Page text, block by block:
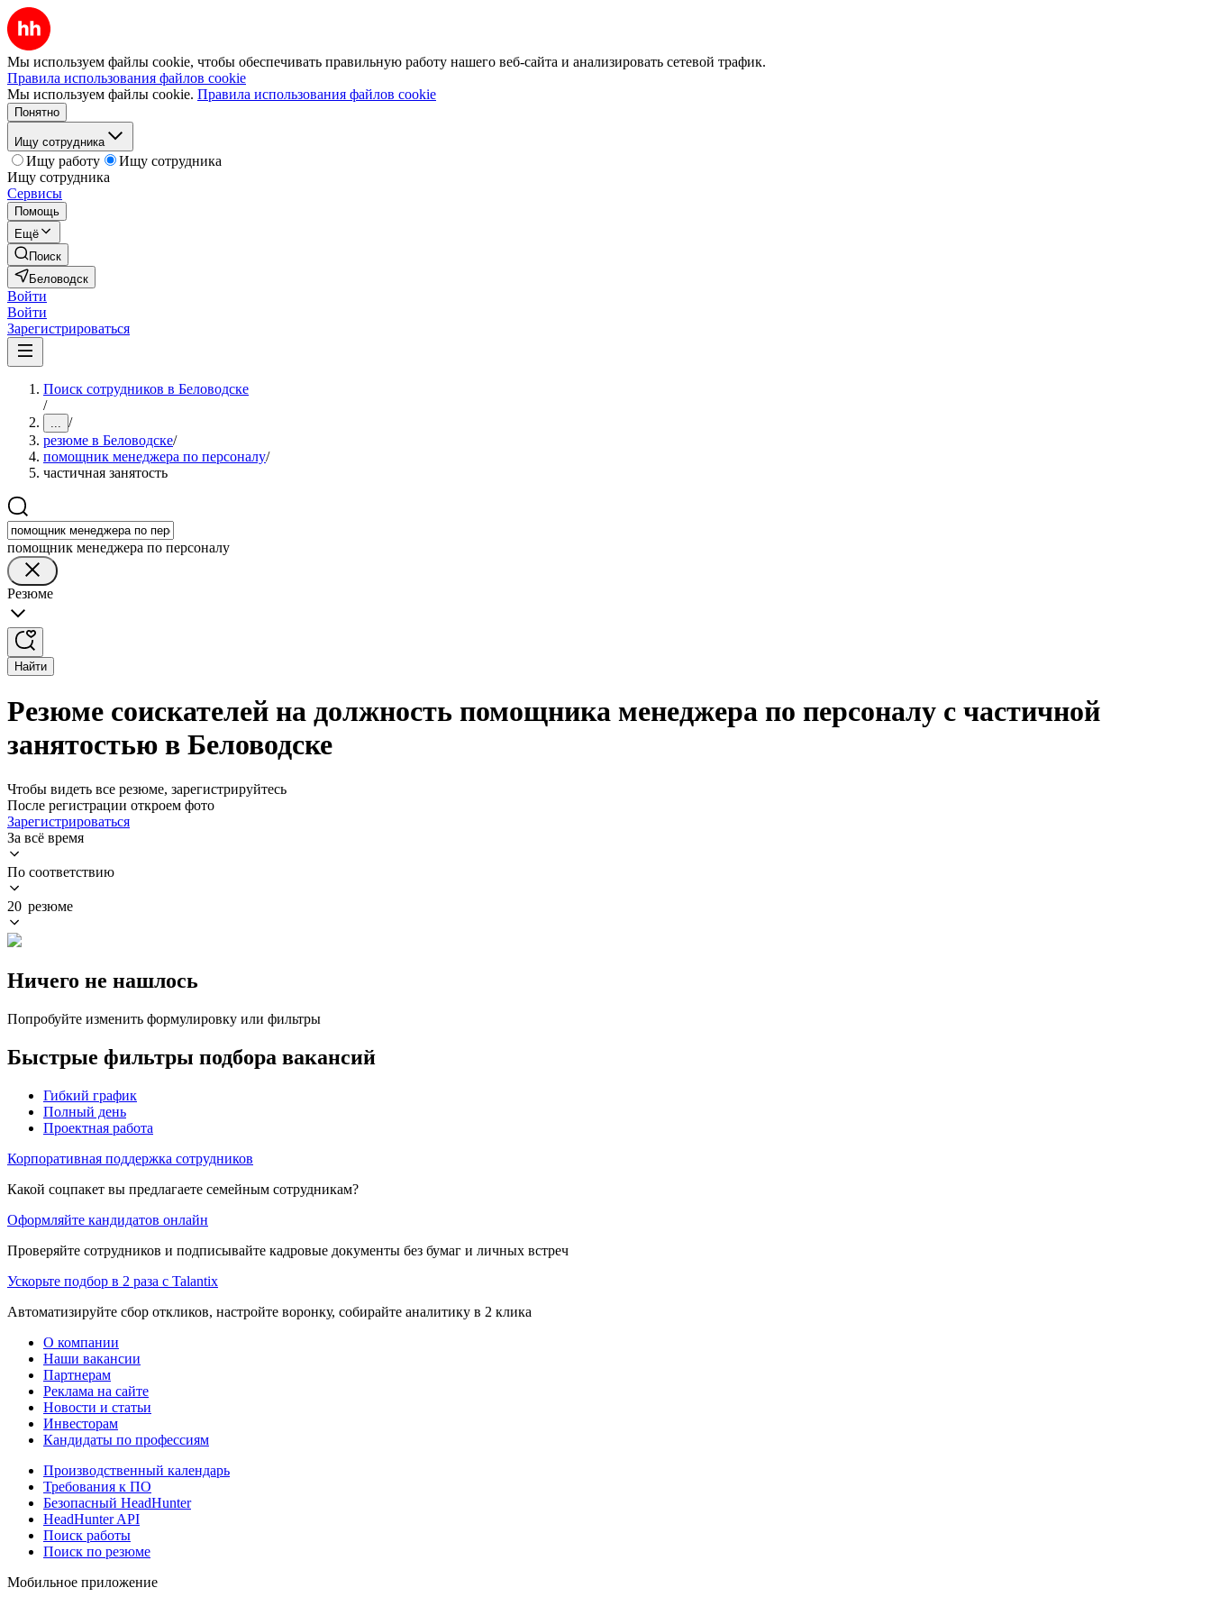
Мы используем файлы cookie, чтобы обеспечивать правильную работу нашего веб-сайта и анализировать сетевой трафик.
Правила использования файлов cookie
Мы используем файлы cookie. Правила использования файлов cookie
Понятно
Ищу сотрудника
Ищу работу
Ищу сотрудника
Ищу сотрудника
Сервисы
Помощь
Ещё
Поиск
Беловодск
Войти
Войти
Зарегистрироваться
Поиск сотрудников в Беловодске
/
... /
резюме в Беловодске/
помощник менеджера по персоналу/
частичная занятость
помощник менеджера по персоналу
Резюме
Найти
Резюме соискателей на должность помощника менеджера по персоналу с частичной
занятостью в Беловодске
Чтобы видеть все резюме, зарегистрируйтесь
После регистрации откроем фото
Зарегистрироваться
За всё время
По соответствию
20 резюме
Ничего не нашлось
Попробуйте изменить формулировку или фильтры
Быстрые фильтры подбора вакансий
Гибкий график
Полный день
Проектная работа
Корпоративная поддержка сотрудников
Какой соцпакет вы предлагаете семейным сотрудникам?
Оформляйте кандидатов онлайн
Проверяйте сотрудников и подписывайте кадровые документы без бумаг и личных встреч
Ускорьте подбор в 2 раза с Talantix
Автоматизируйте сбор откликов, настройте воронку, собирайте аналитику в 2 клика
О компании
Наши вакансии
Партнерам
Реклама на сайте
Новости и статьи
Инвесторам
Кандидаты по профессиям
Производственный календарь
Требования к ПО
Безопасный HeadHunter
HeadHunter API
Поиск работы
Поиск по резюме
Мобильное приложение